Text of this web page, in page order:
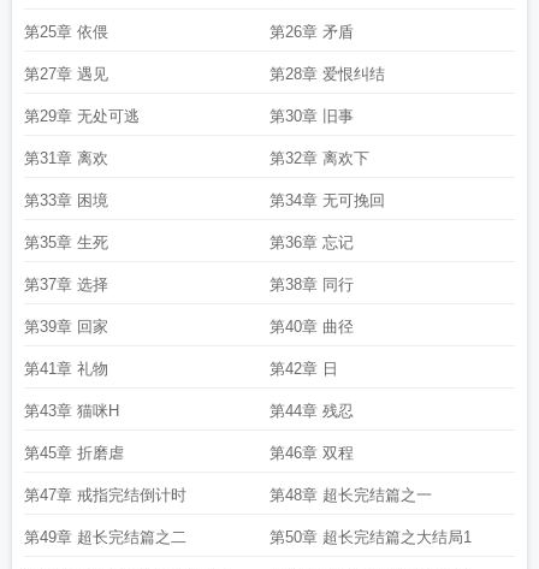
第25章 依偎 第26章 矛盾
第27章 遇见 第28章 爱恨纠结
第29章 无处可逃 第30章 旧事
第31章 离欢 第32章 离欢下
第33章 困境 第34章 无可挽回
第35章 生死 第36章 忘记
第37章 选择 第38章 同行
第39章 回家 第40章 曲径
第41章 礼物 第42章 日
第43章 猫咪H 第44章 残忍
第45章 折磨虐 第46章 双程
第47章 戒指完结倒计时 第48章 超长完结篇之一
第49章 超长完结篇之二 第50章 超长完结篇之大结局1